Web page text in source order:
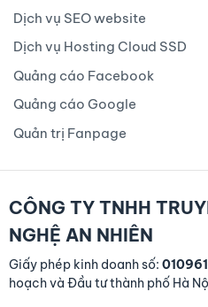
Dịch vụ SEO website
Dịch vụ Hosting Cloud SSD
Quảng cáo Facebook
Quảng cáo Google
Quản trị Fanpage
CÔNG TY TNHH
NGHỆ AN NHIÊN
Giấy phép kinh doanh số:
hoạch và Đầu tư thành phố Hà